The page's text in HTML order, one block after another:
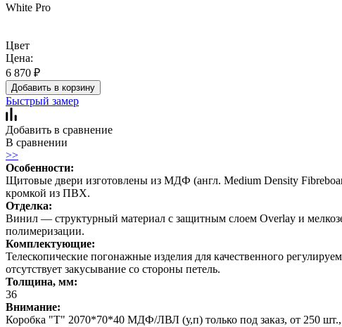
White Pro
Цвет
Цена:
6 870 ₽
Добавить в корзину
Быстрый замер
Добавить в сравнение
В сравнении
>>
Особенности:
Щитовые двери изготовлены из МДФ (англ. Medium Density
кромкой из ПВХ.
Отделка:
Винил — структурный материал с защитным слоем Overlay и
полимеризации.
Комплектующие:
Телескопические погонажные изделия для качественного
отсутствует закусывание со стороны петель.
Толщина, мм:
36
Внимание:
Коробка "Т" 2070*70*40 МДФ/ЛВЛ (у,п) только под заказ, от 250 шт.,